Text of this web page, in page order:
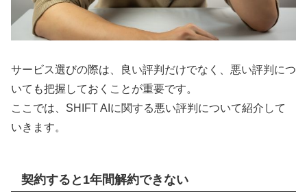
サービス選びの際は、良い評判だけでなく、悪い評判につ
いても把握しておくことが重要です。
ここでは、SHIFT AIに関する悪い評判について紹介して
いきます。
契約すると1年間解約できない